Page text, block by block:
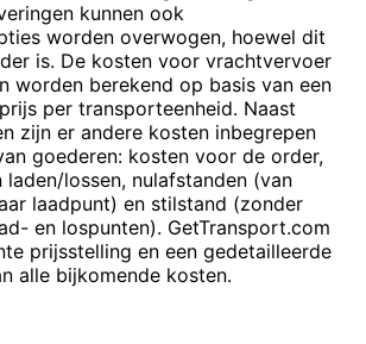
kunnen ook
worden overwogen, hoewel dit
is. De kosten voor vrachtvervoer
worden berekend op basis van een
per transporteenheid. Naast
zijn er andere kosten inbegrepen
goederen: kosten voor de order,
lossen, nulafstanden (van
laadpunt) en stilstand (zonder
en lospunten). GetTransport.com
prijsstelling en een gedetailleerde
alle bijkomende kosten.